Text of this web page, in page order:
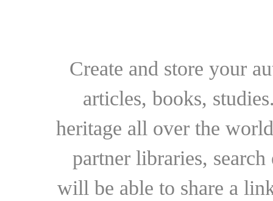
Create and store your
articles, books,
heritage all over the
partner libraries,
will be able to share a